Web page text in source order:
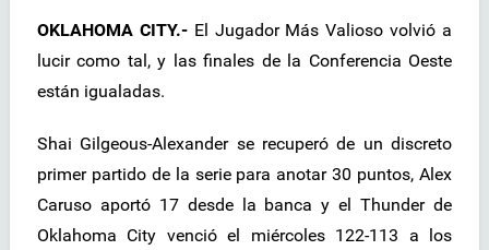
OKLAHOMA CITY.-El Jugador Más Valioso volvió a
lucir como tal, y las finales de la Conferencia Oeste
están igualadas.
Shai Gilgeous-Alexander se recuperó de un discreto
primer partido de la serie para anotar 30 puntos, Alex
Caruso aportó 17 desde la banca y el Thunder de
Oklahoma City venció el miércoles 122-113 a los